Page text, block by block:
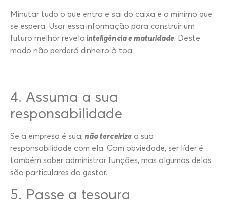
Minutar tudo o que entra e sai do caixa é o mínimo que
se espera. Usar essa informação para construir um
futuro melhor revela inteligência e maturidade. Deste
modo não perderá dinheiro à toa.
4. Assuma a sua
responsabilidade
Se a empresa é sua, não terceirize a sua
responsabilidade com ela. Com obviedade, ser líder é
também saber administrar funções, mas algumas delas
são particulares do gestor.
5. Passe a tesoura